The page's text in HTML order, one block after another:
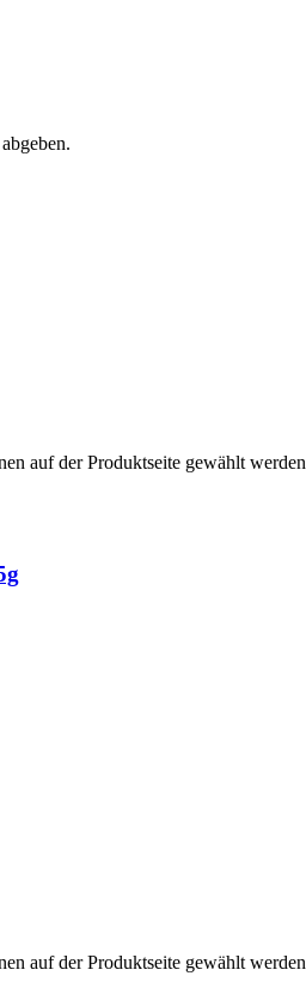
auf der Produktseite gewählt werden
auf der Produktseite gewählt werden